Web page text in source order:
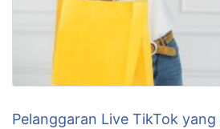
Pelanggaran Live TikTok yang